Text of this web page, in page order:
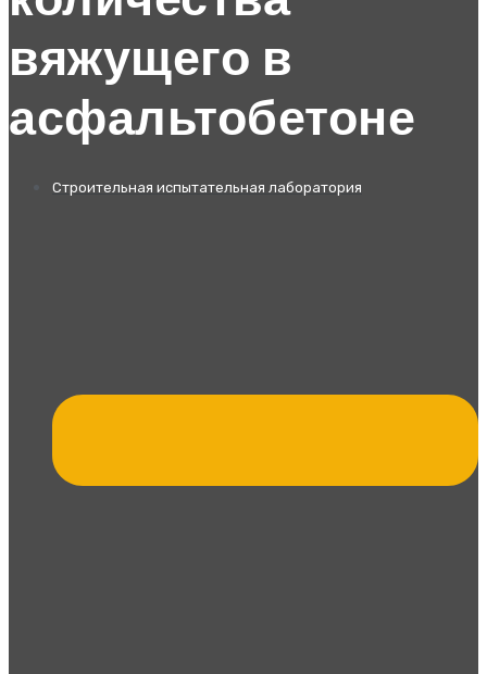
вяжущего в
асфальтобетоне
Строительная испытательная лаборатория